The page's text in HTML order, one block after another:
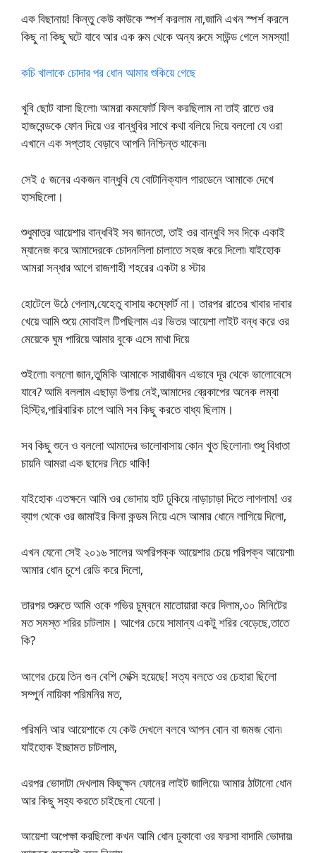
এক বিছানায়! কিন্তু কেউ কাউকে স্পর্শ করলাম না,জানি এখন স্পর্শ করলে
কিছু না কিছু ঘটে যাবে আর এক রুম থেকে অন্য রুমে সাউন্ড গেলে সমস্যা!
কচি খালাকে চোদার পর ধোন আমার শুকিয়ে গেছে
খুবি ছোট বাসা ছিলো৷ আমরা কমফোর্ট ফিল করছিলাম না তাই রাতে ওর
হাজবেন্ডকে ফোন দিয়ে ওর বান্ধুবির সাথে কথা বলিয়ে দিয়ে বললো যে ওরা
এখানে এক সপ্তাহ বেড়াবে আপনি নিশ্চিন্ত থাকেন৷
সেই ৫ জনের একজন বান্ধুবি যে বোটানিক্যাল গারডেনে আমাকে দেখে
হাসছিলো।
শুধুমাত্র আয়েশার বান্ধবিই সব জানতো, তাই ওর বান্ধুবি সব দিকে একাই
ম্যানেজ করে আমাদেরকে চোদনলিলা চালাতে সহজ করে দিলো৷ যাইহোক
আমরা সন্ধার আগে রাজশাহী শহরের একটা ৪ স্টার
হোটেলে উঠে গেলাম,যেহেতু বাসায় কম্ফোর্ট না। তারপর রাতের খাবার দাবার
খেয়ে আমি শুয়ে মোবাইল টিপছিলাম এর ভিতর আয়েশা লাইট বন্ধ করে ওর
মেয়েকে ঘুম পারিয়ে আমার বুকে এসে মাথা দিয়ে
শুইলো৷ বললো জান,তুমিকি আমাকে সারাজীবন এভাবে দূর থেকে ভালোবেসে
যাবে? আমি বললাম এছাড়া উপায় নেই,আমাদের ব্রেকাপের অনেক লম্বা
হিস্ট্রি,পারিবারিক চাপে আমি সব কিছু করতে বাধ্য ছিলাম।
সব কিছু শুনে ও বললো আমাদের ভালোবাসায় কোন খুত ছিলোনা৷ শুধু বিধাতা
চায়নি আমরা এক ছাদের নিচে থাকি!
যাইহোক এতক্ষনে আমি ওর ভোদায় হাট ঢুকিয়ে নাড়াচাড়া দিতে লাগলাম! ওর
ব্যাগ থেকে ওর জামাইর কিনা কন্ডম নিয়ে এসে আমার ধোনে লাগিয়ে দিলো,
এখন যেনো সেই ২০১৬ সালের অপরিপক্ক আয়েশার চেয়ে পরিপক্ব আয়েশা৷
আমার ধোন চুশে রেডি করে দিলো,
তারপর শুরুতে আমি ওকে গভির চুম্বনে মাতোয়ারা করে দিলাম,৩০ মিনিটের
মত সমস্ত শরির চাটলাম। আগের চেয়ে সামান্য একটু শরির বেড়েছে,তাতে
কি?
আগের চেয়ে তিন গুন বেশি সেক্সি হয়েছে! সত্য বলতে ওর চেহারা ছিলো
সম্পুর্ন নায়িকা পরিমনির মত,
পরিমনি আর আয়েশাকে যে কেউ দেখলে বলবে আপন বোন বা জমজ বোন৷
যাইহোক ইচ্ছামত চাটলাম,
এরপর ভোদাটা দেখলাম কিছুক্ষন ফোনের লাইট জালিয়ে৷ আমার ঠাটানো ধোন
আর কিছু সহ্য করতে চাইছেনা যেনো।
আয়েশা অপেক্ষা করছিলো কখন আমি ধোন ঢুকাবো ওর ফরসা বাদামি ভোদায়৷